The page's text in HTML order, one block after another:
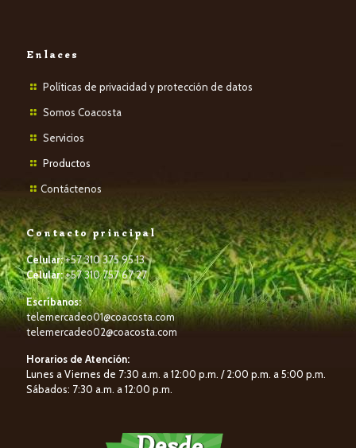
Enlaces
Políticas de privacidad y protección de datos
Somos Coacosta
Servicios
Productos
Contáctenos
Contacto principal
Celular:+57 310 375 95 13
Celular:+57 310 757 67 27
Escríbanos:
telemercadeo01@coacosta.com
telemercadeo02@coacosta.com
Horarios de Atención:
Lunes a Viernes de 7:30 a.m. a 12:00 p.m. / 2:00 p.m. a 5:00 p.m.
Sábados: 7:30 a.m. a 12:00 p.m.